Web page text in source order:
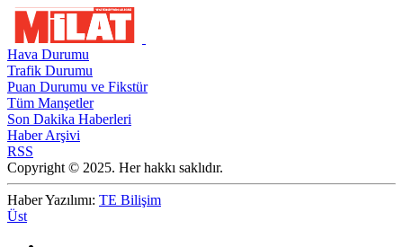
Hava Durumu
Trafik Durumu
Puan Durumu ve Fikstür
Tüm Manşetler
Son Dakika Haberleri
Haber Arşivi
RSS
Copyright © 2025. Her hakkı saklıdır.
Haber Yazılımı: TE Bilişim
Üst